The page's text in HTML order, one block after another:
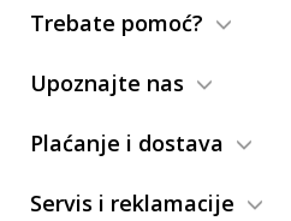
Trebate pomoć?
Upoznajte nas
Plaćanje i dostava
Servis i reklamacije